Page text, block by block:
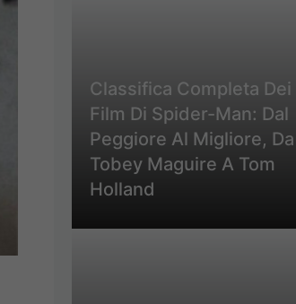
Classifica Completa Dei
Film Di Spider-Man: Dal
Peggiore Al Migliore, Da
Tobey Maguire A Tom
Holland